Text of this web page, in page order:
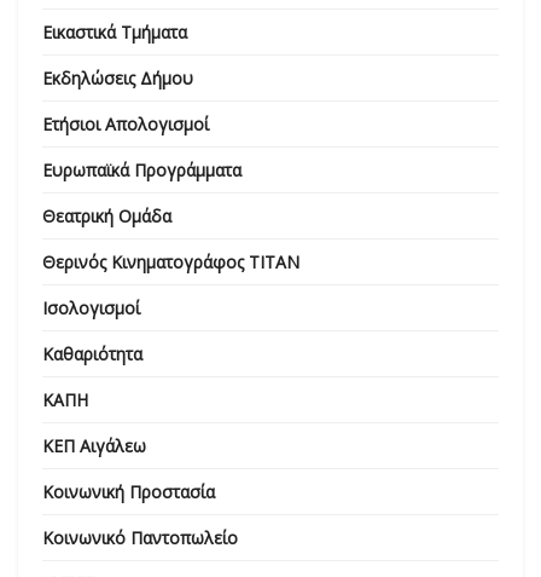
Εικαστικά Τμήματα
Εκδηλώσεις Δήμου
Ετήσιοι Απολογισμοί
Ευρωπαϊκά Προγράμματα
Θεατρική Ομάδα
Θερινός Κινηματογράφος ΤΙΤΑΝ
Ισολογισμοί
Καθαριότητα
ΚΑΠΗ
ΚΕΠ Αιγάλεω
Κοινωνική Προστασία
Κοινωνικό Παντοπωλείο